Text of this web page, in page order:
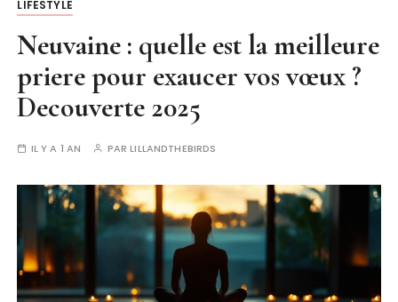
LIFESTYLE
Neuvaine : quelle est la meilleure
priere pour exaucer vos vœux ?
Decouverte 2025
IL Y A 1 AN PARLILLANDTHEBIRDS